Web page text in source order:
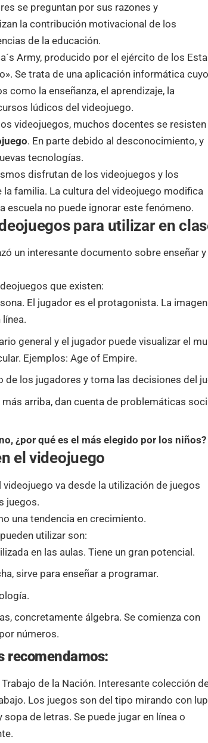
se preguntan por sus razones y
la contribución motivacional de los
de la educación.
Army, producido por el ejército de los
Se trata de una aplicación informática cuyo
la enseñanza, el aprendizaje, la
lúdicos del videojuego.
videojuegos, muchos docentes se resisten
. En parte debido al desconocimiento, y
tecnologías.
disfrutan de los videojuegos y los
familia. La cultura del videojuego modifica
escuela no puede ignorar este fenómeno.
para utilizar en
un interesante documento sobreenseñar y
que existen:
El jugador es el protagonista. La imagen
general y el jugador puede visualizar el
Ejemplos: Age of Empire.
de los jugadores y toma las decisiones del
arriba, dan cuenta de problemáticas
¿por qué es el más elegido por los niños?
el videojuego
va desde la utilización de juegos
juegos.
una tendencia en crecimiento.
utilizar son:
en las aulas. Tiene un gran potencial.
sirve para enseñar a programar.
concretamente álgebra. Se comienza con
números.
recomendamos:
de la Nación. Interesante colección
Los juegos son del tipo mirando con
de letras. Se puede jugar en línea o